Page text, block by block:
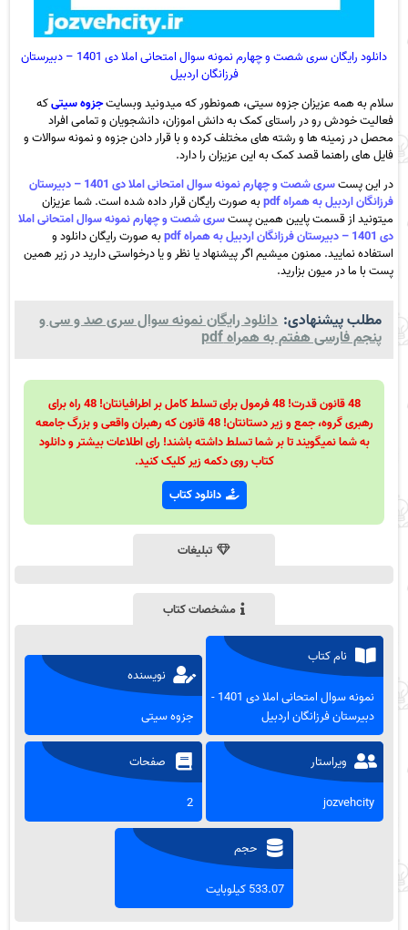
دانلود رایگان سری شصت و چهارم نمونه سوال امتحانی املا دی 1401 – دبیرستان
فرزانگان اردبیل
سلام به همه عزیزان جزوه سیتی، همونطور که میدونید وبسایتجزوه سیتیکه
فعالیت خودش رو در راستای کمک به دانش اموزان، دانشجویان و تمامی افراد
محصل در زمینه ها و رشته های مختلف کرده و با قرار دادن جزوه و نمونه سوالات و
فایل های راهنما قصد کمک به این عزیزان را دارد.
در این پست
سری شصت و چهارم نمونه سوال امتحانی املا دی 1401 – دبیرستان
فرزانگان اردبیل به همراه pdf
به صورت رایگان قرار داده شده است. شما عزیزان
میتونید از قسمت پایین همین پستسری شصت و چهارم نمونه سوال امتحانی املا
دی 1401 – دبیرستان فرزانگان اردبیل به همراه pdf
به صورت رایگان دانلود و
استفاده نمایید. ممنون میشیم اگر پیشنهاد یا نظر و یا درخواستی دارید در زیر همین
پست با ما در میون بزارید.
مطلب پیشنهادی: دانلود رایگان نمونه سوال سری صد و سی و
پنجم فارسی هفتم به همراه pdf
48 قانون قدرت! 48 فرمول برای تسلط کامل بر اطرافیانتان! 48 راه برای
رهبری گروه، جمع و زیر دستانتان! 48 قانون که رهبران واقعی و بزرگ جامعه
به شما نمیگویند تا بر شما تسلط داشته باشند! رای اطلاعات بیشتر و دانلود
کتاب روی دکمه زیر کلیک کنید.
دانلود کتاب
تبلیغات
مشخصات کتاب
نام کتاب
نمونه سوال امتحانی املا دی 1401 -
دبیرستان فرزانگان اردبیل
نویسنده
جزوه سیتی
ویراستار
jozvehcity
صفحات
2
حجم
533.07 کیلوبایت